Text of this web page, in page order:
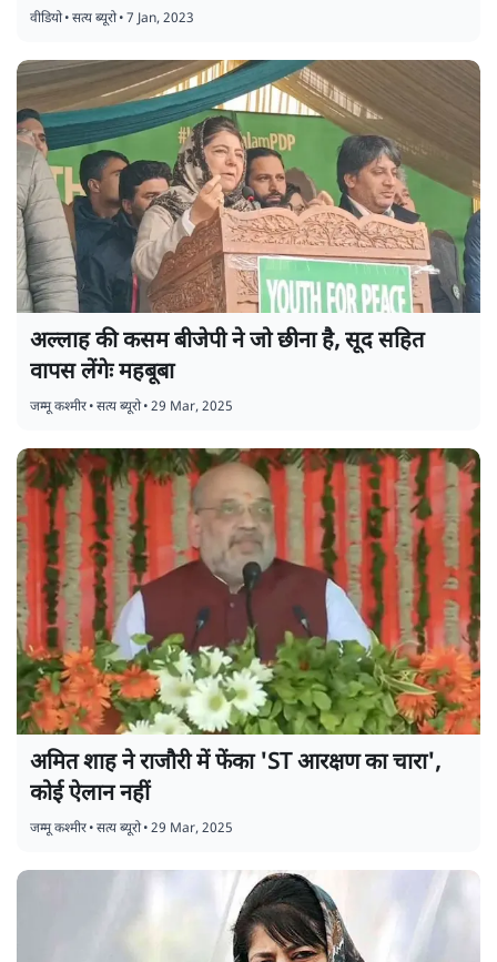
वीडियो•सत्य ब्यूरो•7 Jan, 2023
अल्लाह की कसम बीजेपी ने जो छीना है, सूद सहित
वापस लेंगेः महबूबा
जम्मू कश्मीर•सत्य ब्यूरो•29 Mar, 2025
अमित शाह ने राजौरी में फेंका 'ST आरक्षण का चारा',
कोई ऐलान नहीं
जम्मू कश्मीर•सत्य ब्यूरो•29 Mar, 2025